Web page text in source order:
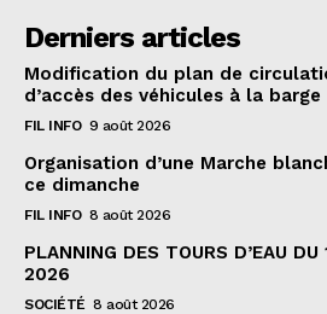
Derniers articles
Modification du plan de
d’accès des véhicules à la barge
FIL INFO 9 août 2026
Organisation d’une Marche
ce dimanche
FIL INFO 8 août 2026
PLANNING DES TOURS D’EAU
2026
SOCIÉTÉ 8 août 2026